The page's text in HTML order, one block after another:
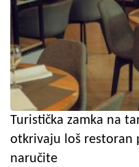
Turistička zamka na
otkrivaju loš restoran
naručite